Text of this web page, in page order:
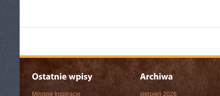
Miłosne Inspiracje
sierpień 2026